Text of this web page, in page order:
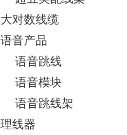
大对数线缆
语音产品
语音跳线
语音模块
语音跳线架
理线器